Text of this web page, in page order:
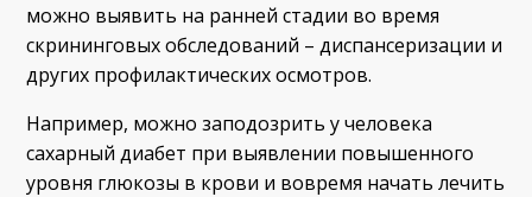
можно выявить на ранней стадии во время
скрининговых обследований – диспансеризации и
других профилактических осмотров.
Например, можно заподозрить у человека
сахарный диабет при выявлении повышенного
уровня глюкозы в крови и вовремя начать лечить